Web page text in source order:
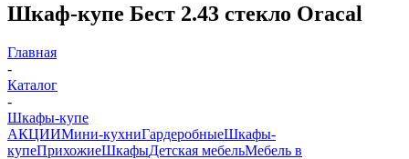
Шкаф-купе Бест 2.43 стекло Oracal
Главная
-
Каталог
-
Шкафы-купе
АКЦИИМини-кухниГардеробныеШкафы-
купеПрихожиеШкафыДетская мебельМебель в